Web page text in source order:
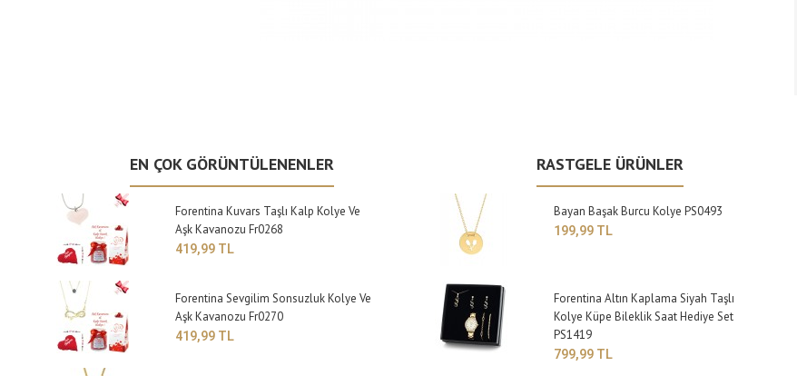
EN ÇOK GÖRÜNTÜLENENLER
Forentina Kuvars Taşlı Kalp Kolye Ve
Aşk Kavanozu Fr0268
419,99 TL
Forentina Sevgilim Sonsuzluk Kolye Ve
Aşk Kavanozu Fr0270
419,99 TL
RASTGELE ÜRÜNLER
Bayan Başak Burcu Kolye PS0493
199,99 TL
Forentina Altın Kaplama Siyah Taşlı
Kolye Küpe Bileklik Saat Hediye Set
PS1419
799,99 TL